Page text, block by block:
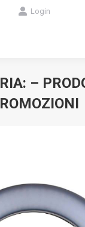
Login
–